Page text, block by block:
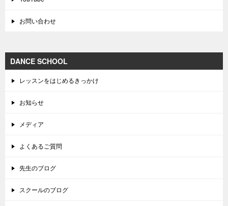
お問い合わせ
DANCE SCHOOL
レッスンをはじめるきっかけ
お知らせ
メディア
よくあるご質問
先生のブログ
スクールのブログ